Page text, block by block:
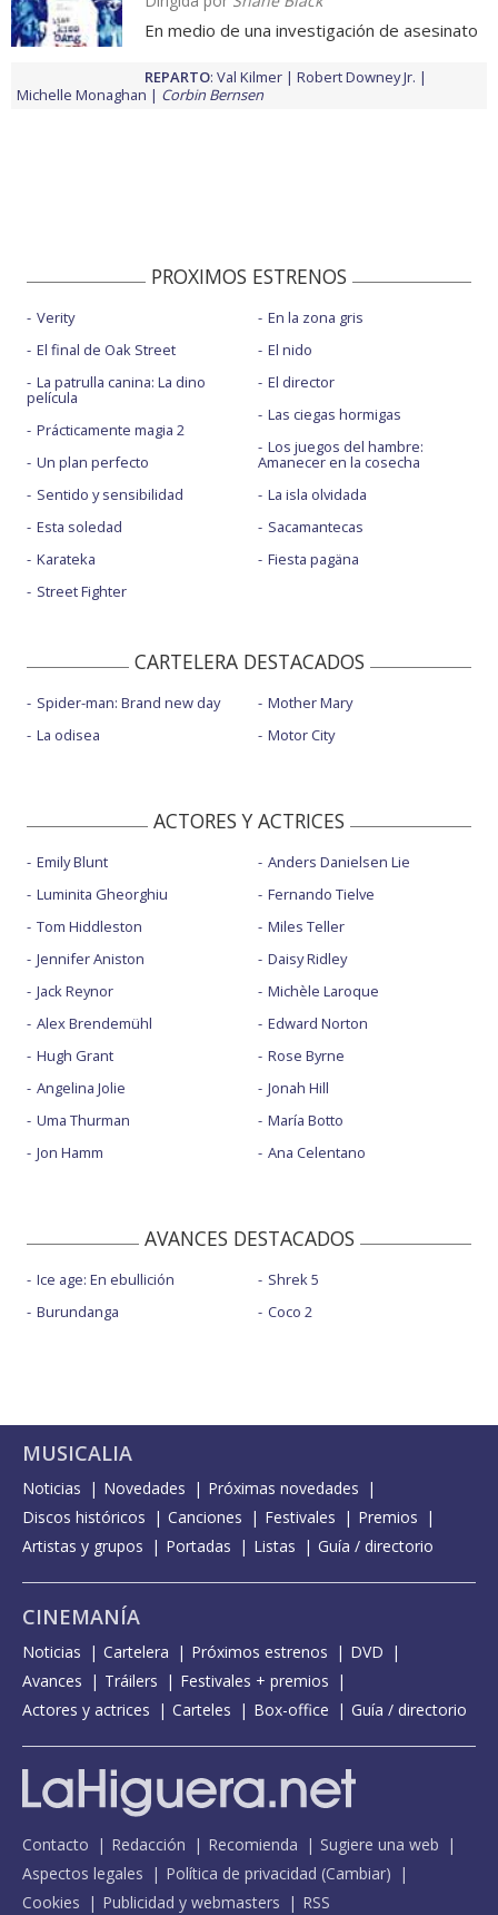
En medio de una investigación de asesinato
REPARTO: Val Kilmer
Robert Downey Jr.
Michelle Monaghan
Corbin Bernsen
PROXIMOS ESTRENOS
Verity
El final de Oak Street
La patrulla canina: La dino
película
Prácticamente magia 2
Un plan perfecto
Sentido y sensibilidad
Esta soledad
Karateka
Street Fighter
En la zona gris
El nido
El director
Las ciegas hormigas
Los juegos del hambre:
Amanecer en la cosecha
La isla olvidada
Sacamantecas
Fiesta pagäna
CARTELERA DESTACADOS
Spider-man: Brand new day
La odisea
Mother Mary
Motor City
ACTORES Y ACTRICES
Emily Blunt
Luminita Gheorghiu
Tom Hiddleston
Jennifer Aniston
Jack Reynor
Alex Brendemühl
Hugh Grant
Angelina Jolie
Uma Thurman
Jon Hamm
Anders Danielsen Lie
Fernando Tielve
Miles Teller
Daisy Ridley
Michèle Laroque
Edward Norton
Rose Byrne
Jonah Hill
María Botto
Ana Celentano
AVANCES DESTACADOS
Ice age: En ebullición
Burundanga
Shrek 5
Coco 2
MUSICALIA
Noticias Novedades
Próximas novedades
Discos históricos
Canciones Festivales
Premios
Artistas y grupos
Portadas Listas Guía / directorio
CINEMANÍA
Noticias Cartelera Próximos estrenos
DVD
Avances
Tráilers
Festivales + premios
Actores y actrices
Carteles Box-office Guía / directorio
Contacto Redacción Recomienda
Sugiere una web
Aspectos legales
Política de privacidad (Cambiar)
Cookies
Publicidad y webmasters RSS